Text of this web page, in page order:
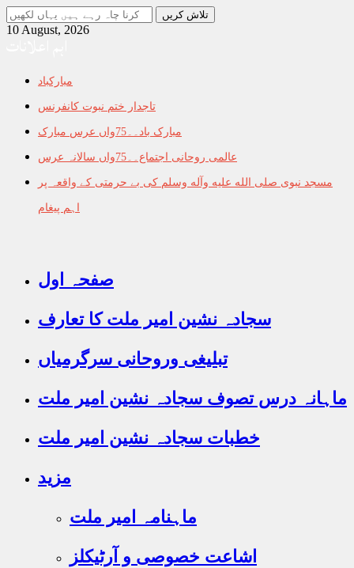
جو
تلاش
یہاں
10 August, 2026
اہم اعلانات
مبارکباد
تاجدار ختم نبوت کانفرنس
مبارک باد۔۔75واں عرس مبارک
عالمی روحانی اجتماع۔۔75واں سالانہ عرس
مسجد نبوی صلى الله عليه وآله وسلم کی بے حرمتی کے واقعہ پر
اہم پیغام
صفحہ اول
سجادہ نشین امیر ملت کا تعارف
تبلیغی وروحانی سرگرمیاں
ماہانہ درس تصوف سجادہ نشین امیر ملت
خطبات سجادہ نشین امیر ملت
مزید
ماہنامہ امیر ملت
اشاعت خصوصی و آرٹیکلز